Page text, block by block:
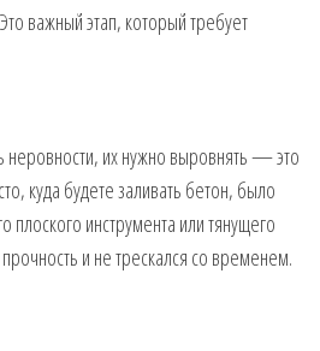
важный этап, который требует
неровности, их нужно выровнять — это
куда будете заливать бетон, было
инструмента или тянущего
и не трескался со временем.